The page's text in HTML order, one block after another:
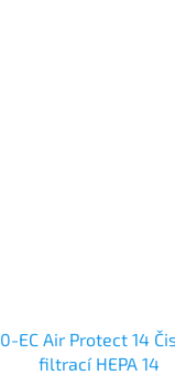
EC Air Protect 14
filtrací HEPA 14